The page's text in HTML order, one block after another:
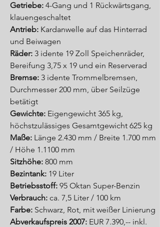
Getriebe: 4-Gang und 1 Rückwärtsgang,
klauengeschaltet
Antrieb: Kardanwelle auf das Hinterrad
und Beiwagen
Räder: 3 idente 19 Zoll Speichenräder,
Bereifung 3,75 x 19 und ein Reserverad
Bremse: 3 idente Trommelbremsen,
Durchmesser 200 mm, über Seilzüge
betätigt
Gewichte: Eigengewicht 365 kg,
höchstzulässiges Gesamtgewicht 625 kg
Maße: Länge 2.430 mm / Breite 1.700 mm
/ Höhe 1.1100 mm
Sitzhöhe: 800 mm
Bezintank: 19 Liter
Betriebsstoff: 95 Oktan Super-Benzin
Verbrauch: ca. 7,5 Liter / 100 km
Farbe: Schwarz, Rot, mit weißer Linierung
Abverkaufspreis 2007: EUR 7.390,-- inkl.